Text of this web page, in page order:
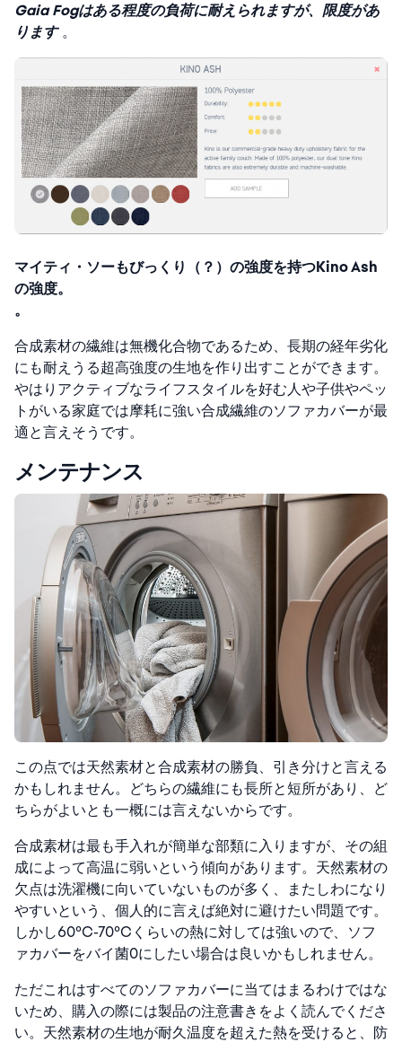
Gaia Fogはある程度の負荷に耐えられますが、限度があ
ります。
マイティ・ソーもびっくり（？）の強度を持つKino Ash
の強度。
。
合成素材の繊維は無機化合物であるため、長期の経年劣化
にも耐えうる超高強度の生地を作り出すことができます。
やはりアクティブなライフスタイルを好む人や子供やペッ
トがいる家庭では摩耗に強い合成繊維のソファカバーが最
適と言えそうです。
メンテナンス
この点では天然素材と合成素材の勝負、引き分けと言える
かもしれません。どちらの繊維にも長所と短所があり、ど
ちらがよいとも一概には言えないからです。
合成素材は最も手入れが簡単な部類に入りますが、その組
成によって高温に弱いという傾向があります。天然素材の
欠点は洗濯機に向いていないものが多く、またしわになり
やすいという、個人的に言えば絶対に避けたい問題です。
しかし60°C-70°Cくらいの熱に対しては強いので、ソフ
ァカバーをバイ菌0にしたい場合は良いかもしれません。
ただこれはすべてのソファカバーに当てはまるわけではな
いため、購入の際には製品の注意書きをよく読んでくださ
い。天然素材の生地が耐久温度を超えた熱を受けると、防